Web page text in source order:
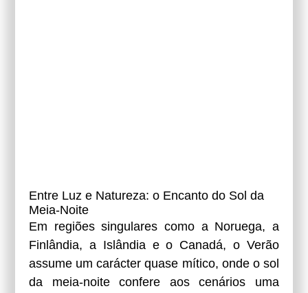
Entre Luz e Natureza: o Encanto do Sol da
Meia-Noite
Em regiões singulares como a Noruega, a
Finlândia, a Islândia e o Canadá, o Verão
assume um carácter quase mítico, onde o sol
da meia-noite confere aos cenários uma